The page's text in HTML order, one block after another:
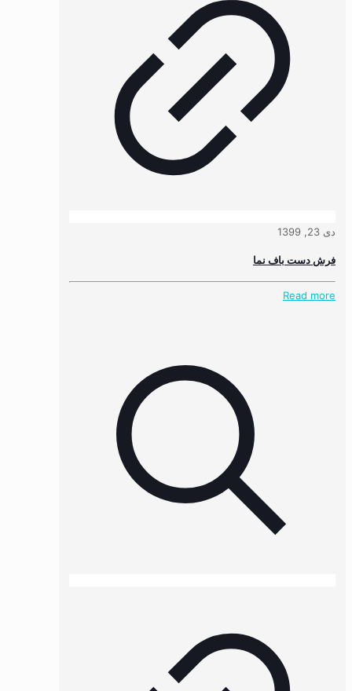
دی 23, 1399
فرش دست باف نما
Read more